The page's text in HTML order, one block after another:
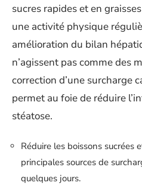
sucres rapides et en
une activité physique
amélioration du bilan
n’agissent pas comme des
correction d’une surcharge
permet au foie de réduire
stéatose.
Réduire les boissons sucrées
principales sources de
quelques jours.